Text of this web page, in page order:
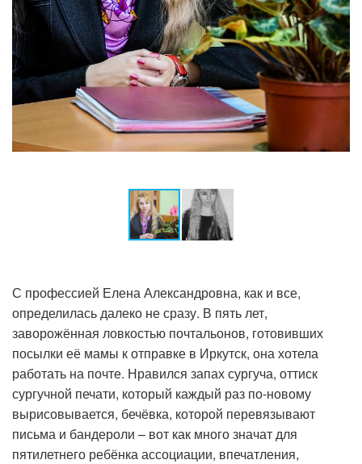
С профессией Елена Александровна, как и все,
определилась далеко не сразу. В пять лет,
заворожённая ловкостью почтальонов, готовивших
посылки её мамы к отправке в Иркутск, она хотела
работать на почте. Нравился запах сургуча, оттиск
сургучной печати, который каждый раз по-новому
вырисовывается, бечёвка, которой перевязывают
письма и бандероли – вот как много значат для
пятилетнего ребёнка ассоциации, впечатления,